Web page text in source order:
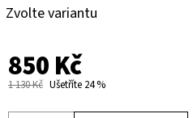
Zvolte variantu
850 Kč
1 130 Kč Ušetříte 24 %